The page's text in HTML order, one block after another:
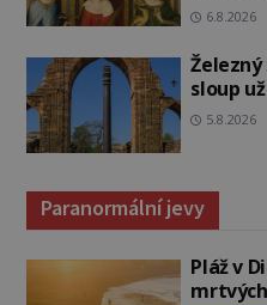
6.8.2026
sloup
5.8.2026
Paranormální jevy
Pláž v